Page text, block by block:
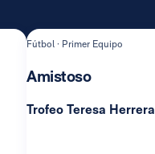
Fútbol · Primer Equipo
Amistoso
Trofeo Teresa Herrera